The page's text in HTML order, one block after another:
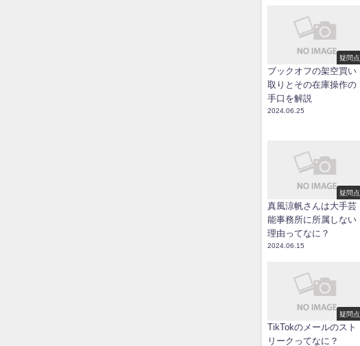
疑問点
ブックオフの架空買い
取りとその在庫操作の
手口を解説
2024.06.25
疑問点
真風涼帆さんは大手芸
能事務所に所属しない
理由ってなに？
2024.06.15
疑問点
TikTokのメールのスト
リークってなに？